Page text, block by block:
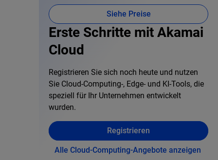
Siehe Preise
Erste Schritte mit Akamai
Cloud
Registrieren Sie sich noch heute und nutzen
Sie Cloud-Computing-, Edge- und KI-Tools, die
speziell für Ihr Unternehmen entwickelt
wurden.
Registrieren
Alle Cloud-Computing-Angebote anzeigen